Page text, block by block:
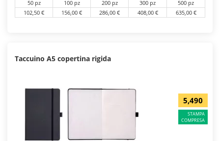
50 pz 100 pz 200 pz 300 pz
500 pz
102,50 €
156,00 € 286,00 € 408,00 € 635,00 €
Taccuino A5 copertina rigida
5,490
STAMPA
COMPRESA